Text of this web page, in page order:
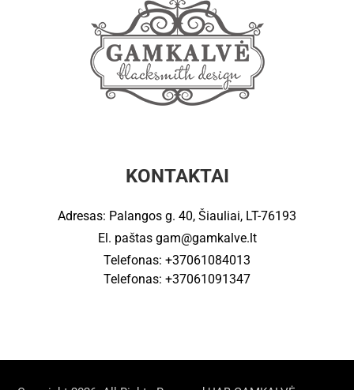
KONTAKTAI
Adresas: Palangos g. 40, Šiauliai, LT-76193
El. paštas gam@gamkalve.lt
Telefonas: +37061084013
Telefonas: +37061091347